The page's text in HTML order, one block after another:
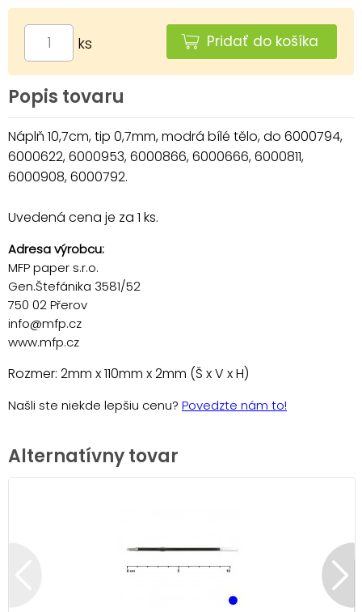
ks Pridať do košíka
Popis tovaru
Náplň 10,7cm, tip 0,7mm, modrá bílé tělo, do 6000794,
6000622, 6000953, 6000866, 6000666, 6000811,
6000908, 6000792.
Uvedená cena je za 1 ks.
Adresa výrobcu:
MFP paper s.r.o.
Gen.Štefánika 3581/52
750 02 Přerov
info@mfp.cz
www.mfp.cz
Rozmer: 2mm x 110mm x 2mm (Š x V x H)
Našli ste niekde lepšiu cenu? Povedzte nám to!
Alternatívny tovar